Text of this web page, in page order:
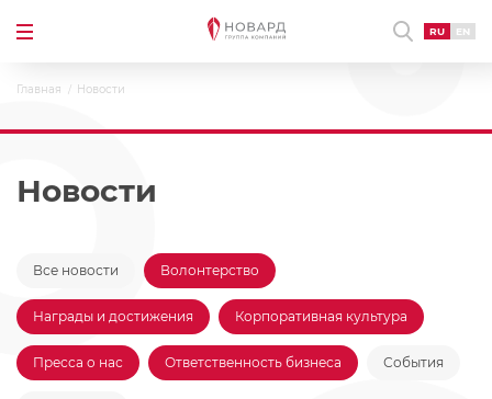
RU EN
Главная Новости
Новости
Все новости Волонтерство
Награды и достижения Корпоративная культура
Пресса о нас Ответственность бизнеса События